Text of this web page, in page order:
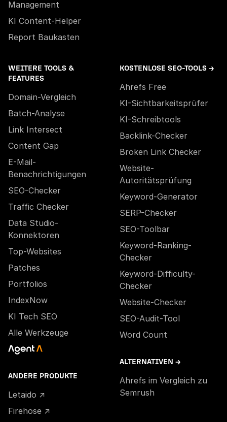
Management
KI Content-Helper
Report Baukasten
WEITERE TOOLS &
FEATURES
Domain-Vergleich
Batch-Analyse
Link Intersect
Content Gap
E-Mail-
Benachrichtigungen
SEO-Checker
Traffic Checker
Data Studio-
Konnektoren
Top-Websites
Patches
Portfolios
IndexNow
KI Tech SEO
Alle Werkzeuge
ANDERE PRODUKTE
Letaido ↗
Firehose ↗
KOSTENLOSE SEO-TOOLS →
Ahrefs Free
KI-Sichtbarkeitsprüfer
KI-Schreibtools
Backlink-Checker
Broken Link Checker
Website-
Autoritätsprüfung
Keyword-Generator
SERP-Checker
SEO-Toolbar
Keyword-Ranking-
Checker
Keyword-Difficulty-
Checker
Website-Checker
SEO-Audit-Tool
Word Count
ALTERNATIVEN →
Ahrefs im Vergleich zu
Semrush